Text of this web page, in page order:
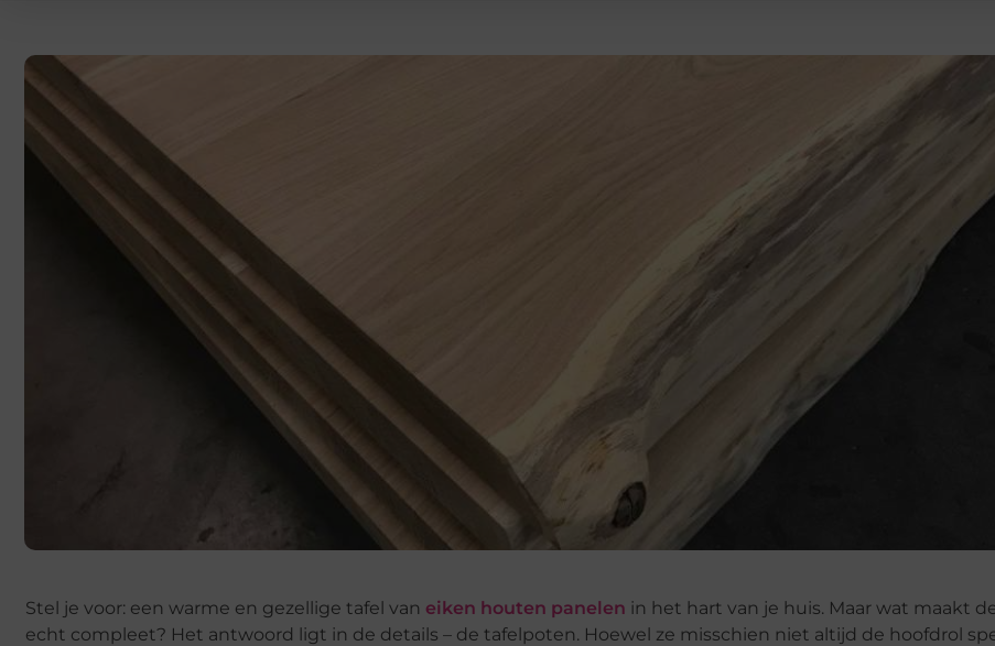
Stel je voor: een warme en gezellige tafel van eiken houten panelen in het hart van je huis. Maar wat maakt
echt compleet? Het antwoord ligt in de details – de tafelpoten. Hoewel ze misschien niet altijd de hoofdrol